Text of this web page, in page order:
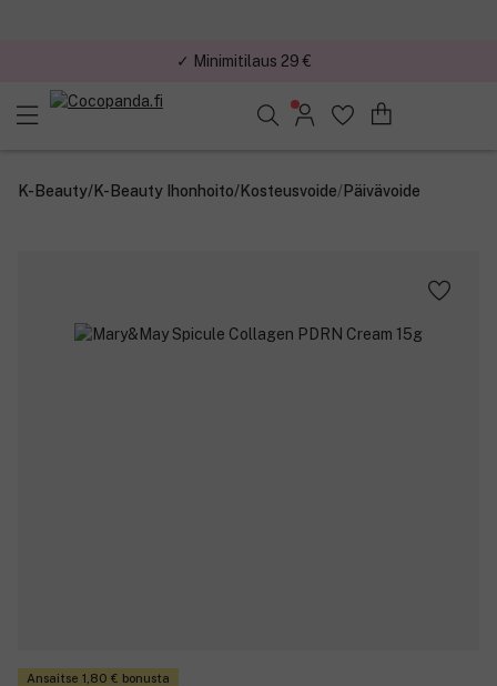
✓ Minimitilaus 29 €
Löydä suosikkisi 25.362 tuotteen joukosta..
K-Beauty/K-Beauty Ihonhoito/Kosteusvoide/Päivävoide
Ansaitse 1,80 € bonusta